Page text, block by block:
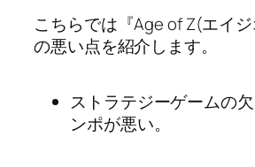
こちらでは『Age of Z(エイジ
の悪い点を紹介します。
ストラテジーゲームの
ンポが悪い。